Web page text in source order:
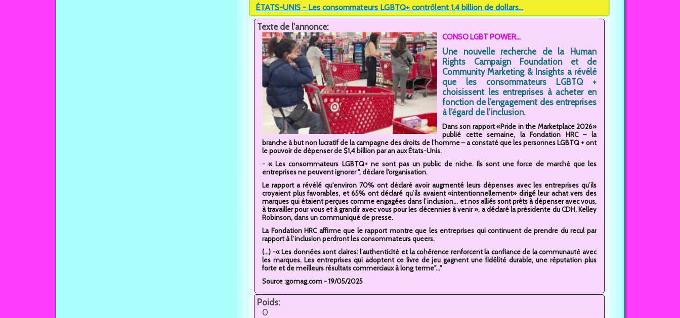
ÉTATS-UNIS - Les consommateurs LGBTQ+ contrôlent 1,4 billion de dollars...
Texte de l'annonce:
CONSO LGBT POWER...
Une nouvelle recherche de la Human
Rights Campaign Foundation et de
Community Marketing & Insights a révélé
que les consommateurs LGBTQ +
choisissent les entreprises à acheter en
fonction de l’engagement des entreprises
à l’égard de l’inclusion.
Dans son rapport «Pride in the Marketplace 2026»
publié cette semaine, la Fondation HRC – la
branche à but non lucratif de la campagne des droits de l’homme – a constaté que les personnes LGBTQ + ont
le pouvoir de dépenser de $1,4 billion par an aux États-Unis.
- « Les consommateurs LGBTQ+ ne sont pas un public de niche. Ils sont une force de marché que les
entreprises ne peuvent ignorer ", déclare l'organisation.
Le rapport a révélé qu'environ 70% ont déclaré avoir augmenté leurs dépenses avec les entreprises qu’ils
croyaient plus favorables, et 65% ont déclaré qu’ils avaient «intentionnellement» dirigé leur achat vers des
marques qui étaient perçues comme engagées dans l’inclusion... et nos alliés sont prêts à dépenser avec vous,
à travailler pour vous et à grandir avec vous pour les décennies à venir », a déclaré la présidente du CDH, Kelley
Robinson, dans un communiqué de presse.
La Fondation HRC affirme que le rapport montre que les entreprises qui continuent de prendre du recul par
rapport à l’inclusion perdront les consommateurs queers.
(...) -« Les données sont claires: l’authenticité et la cohérence renforcent la confiance de la communauté avec
les marques. Les entreprises qui adoptent ce livre de jeu gagnent une fidélité durable, une réputation plus
forte et de meilleurs résultats commerciaux à long terme"..."
Source :gomag.com - 19/05/2025
Poids:
0